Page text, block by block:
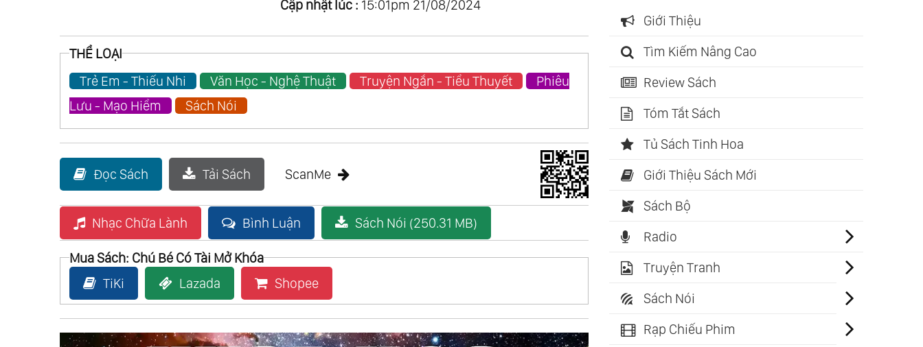
Cập nhật lúc : 15:01pm 21/08/2024
THỂ LOẠI
Trẻ Em - Thiếu Nhi
Văn Học - Nghệ Thuật Truyện Ngắn - Tiểu Thuyết
Phiêu
Lưu - Mạo Hiểm
Sách Nói
Đọc Sách Tải Sách ScanMe
Nhạc Chữa Lành Bình Luận Sách Nói (250.31 MB)
Mua Sách: Chú Bé Có Tài Mở Khóa
TiKi
Lazada Shopee
Giới Thiệu
Tìm Kiếm Nâng Cao
Review Sách
Tóm Tắt Sách
Tủ Sách Tinh Hoa
Giới Thiệu Sách Mới
Sách Bộ
Radio
Truyện Tranh
Sách Nói
Rạp Chiếu Phim